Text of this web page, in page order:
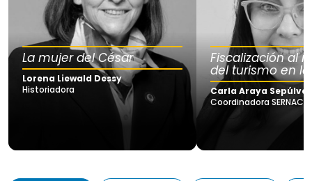
La mujer del César
Lorena Liewald Dessy
Historiadora
Fiscalización al
del turismo en
Carla Araya
Coordinadora SERNAC